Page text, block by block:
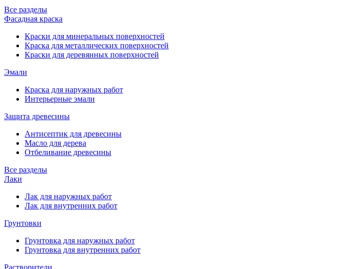
Все разделы
Фасадная краска
Краски для минеральных поверхностей
Краска для металлических поверхностей
Краски для деревянных поверхностей
Эмали
Краска для наружных работ
Интерьерные эмали
Защита древесины
Антисептик для древесины
Масло для дерева
Отбеливание древесины
Все разделы
Лаки
Лак для наружных работ
Лак для внутренних работ
Грунтовки
Грунтовка для наружных работ
Грунтовка для внутренних работ
Растворители